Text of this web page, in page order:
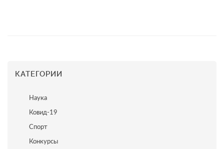
КАТЕГОРИИ
Наука
Ковид-19
Спорт
Конкурсы